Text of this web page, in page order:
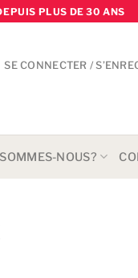
PLUS DE 30 ANS
SE CONNECTER /
NOUS?